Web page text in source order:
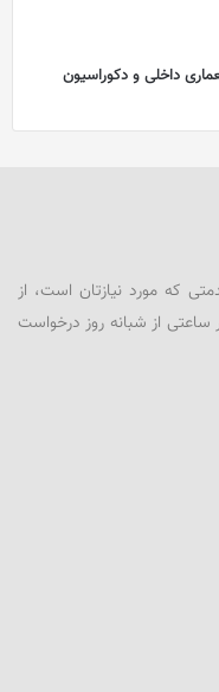
داخلی و دکوراسیون
که مورد نیازتان است، از
از شبانه روز درخواست